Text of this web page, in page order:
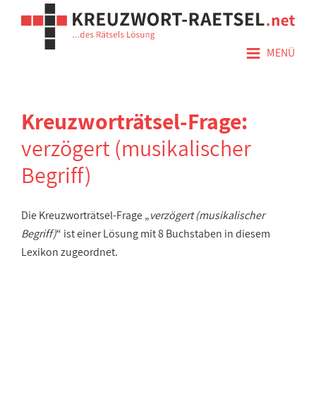
≡ MENÜ
Kreuzworträtsel-Frage:
verzögert (musikalischer
Begriff)
Die Kreuzworträtsel-Frage „verzögert (musikalischer
Begriff)“ ist einer Lösung mit 8 Buchstaben in diesem
Lexikon zugeordnet.